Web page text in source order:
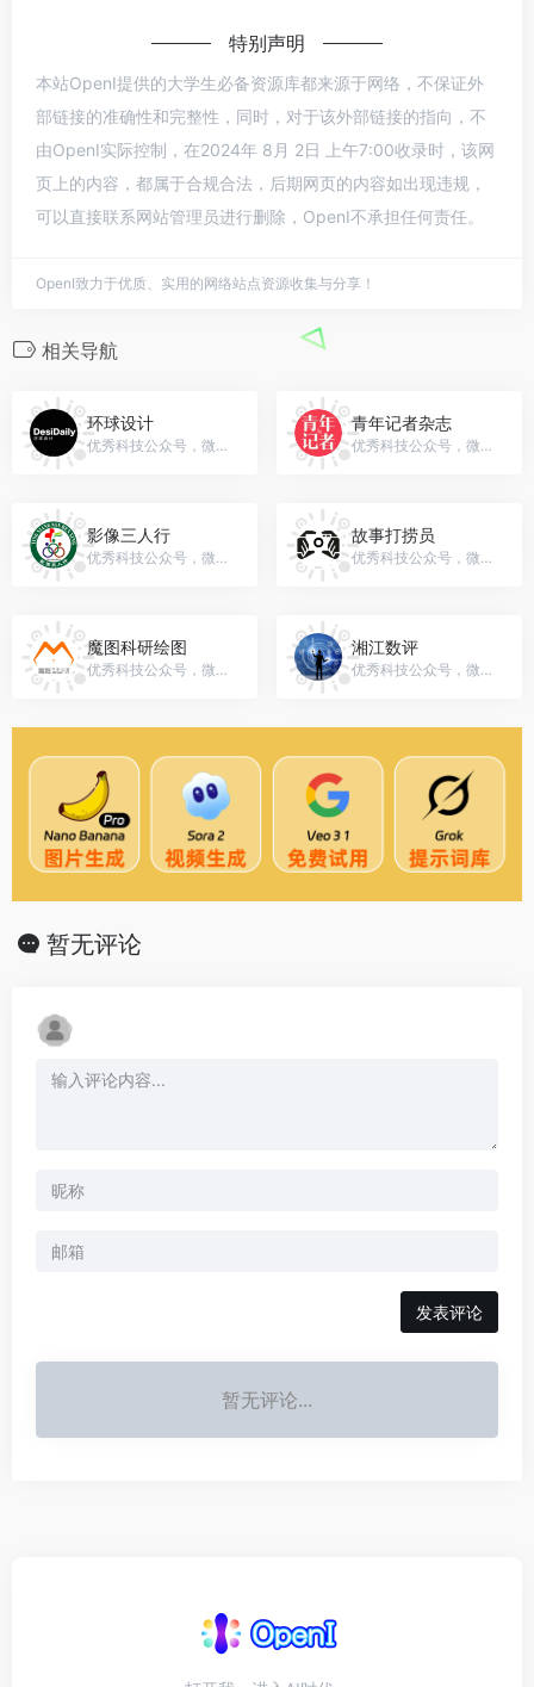
特别声明
本站OpenI提供的大学生必备资源库都来源于网络，不保证外
部链接的准确性和完整性，同时，对于该外部链接的指向，不
由OpenI实际控制，在2024年 8月 2日 上午7:00收录时，该网
页上的内容，都属于合规合法，后期网页的内容如出现违规，
可以直接联系网站管理员进行删除，OpenI不承担任何责任。
OpenI致力于优质、实用的网络站点资源收集与分享！
相关导航
环球设计
优秀科技公众号，微信号：DesiDaily
青年记者杂志
优秀科技公众号，微信号：qnjzbj
影像三人行
优秀科技公众号，微信号：yxsrx-
故事打捞员
优秀科技公众号，微信号：gh_5949ec560881
魔图科研绘图
优秀科技公众号，微信号：gh_58fdd7f99746
湘江数评
优秀科技公众号，微信号：benpaoshuzi
暂无评论
发表评论
暂无评论...